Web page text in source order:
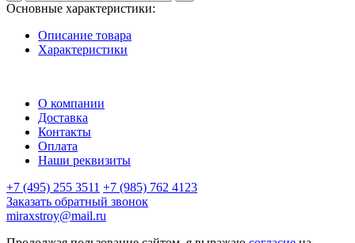
Основные характеристики:
Описание товара
Характеристики
О компании
Доставка
Контакты
Оплата
Наши реквизиты
+7 (495) 255 3511 +7 (985) 762 4123
Заказать обратный звонок
miraxstroy@mail.ru